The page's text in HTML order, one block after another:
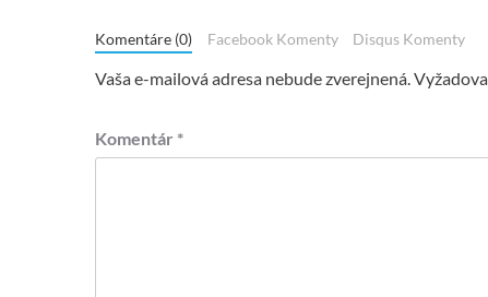
Komentáre (0) Facebook Komenty Disqus Komenty
Vaša e-mailová adresa nebude zverejnená.
Komentár *